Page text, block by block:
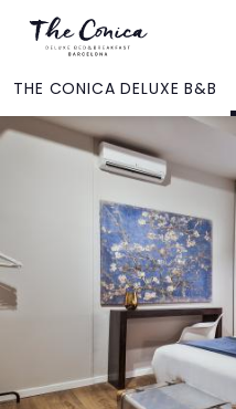
THE CONICA DELUXE B&B